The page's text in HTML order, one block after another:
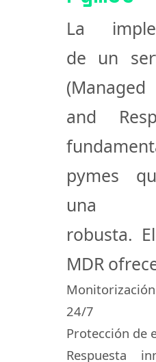
La
de un
and
pymes
una
robusta.
MDR
24/7
Protección de
Respuesta